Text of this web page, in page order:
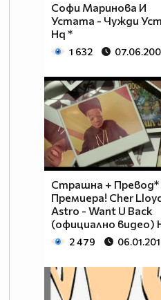
Софи Маринова И
Устата - Чужди
Hq *
1 632
Страшна + Превод*
Премиера! Cher
Astro - Want U Back
(официално видео)
2 479